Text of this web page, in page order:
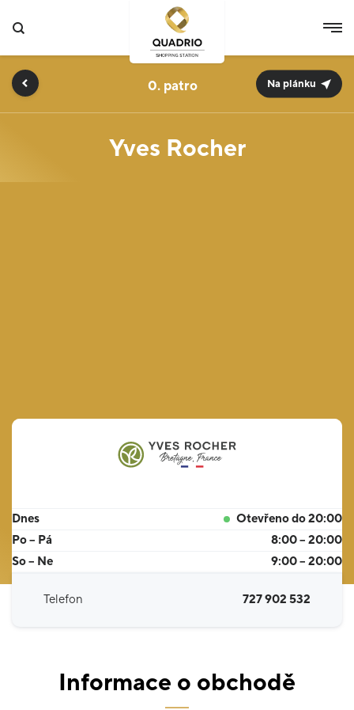
Yves Rocher
0. Na plánku
Dnes
Otevřeno do 20:00
Po – Pá
8:00 – 20:00
So – Ne
9:00 – 20:00
Telefon 727 902 532
Informace o obchodě